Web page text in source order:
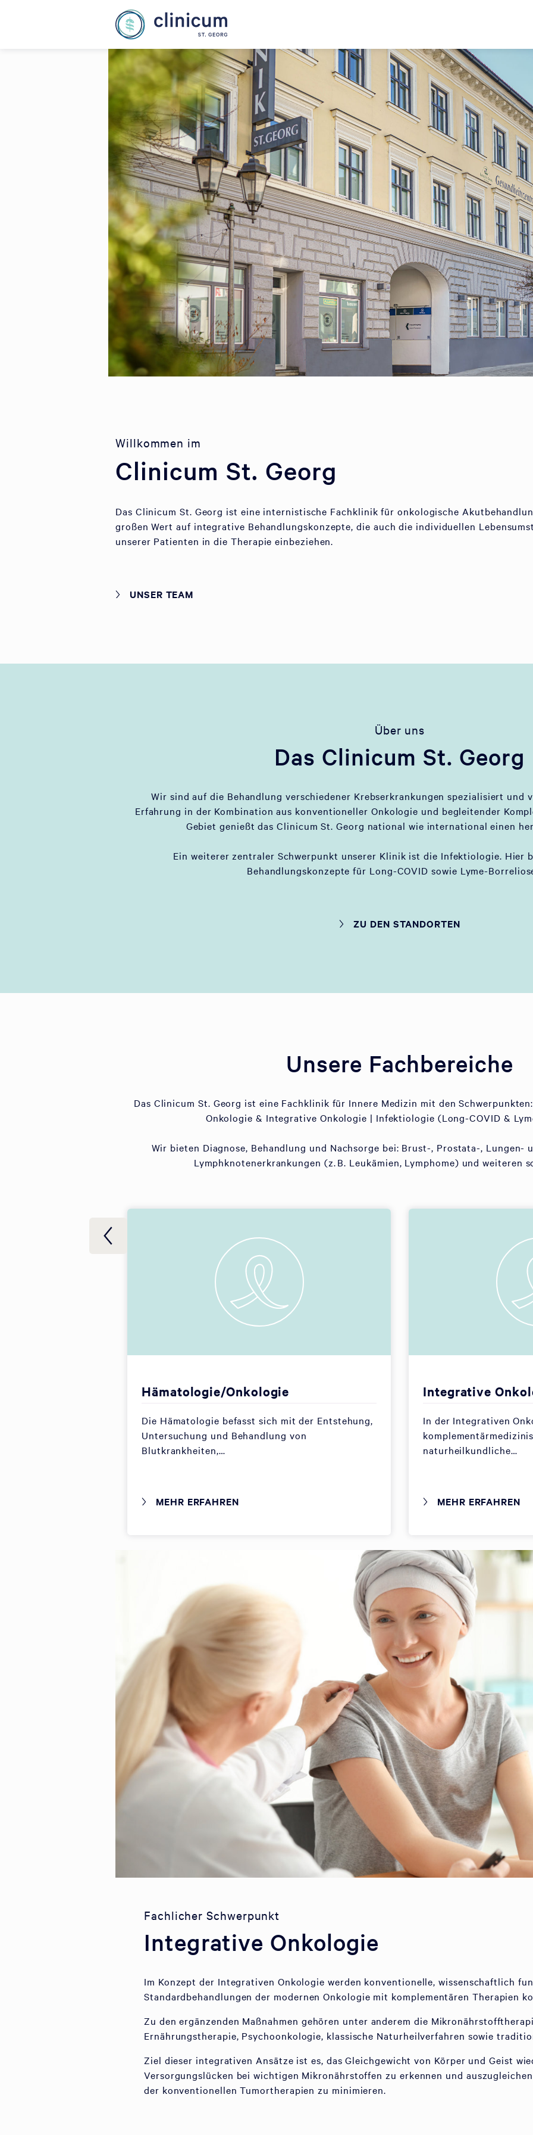
Willkommen im
Clinicum St. Georg
Das Clinicum St. Georg ist eine internistische Fachklinik für onkologische
großen Wert auf integrative Behandlungskonzepte, die auch die individuellen
unserer Patienten in die Therapie einbeziehen.
UNSER TEAM
Über uns
Das Clinicum St. Georg
Wir sind auf die Behandlung verschiedener Krebserkrankungen spezialisiert und
Erfahrung in der Kombination aus konventioneller Onkologie und begleitender
Gebiet genießt das Clinicum St. Georg national wie international einen
Ein weiterer zentraler Schwerpunkt unserer Klinik ist die Infektiologie. Hier
Behandlungskonzepte für Long-COVID sowie Lyme-
ZU DEN STANDORTEN
Unsere Fachbereiche
Das Clinicum St. Georg ist eine Fachklinik für Innere Medizin mit den
Onkologie & Integrative Onkologie | Infektiologie (Long-COVID &
Wir bieten Diagnose, Behandlung und Nachsorge bei: Brust-, Prostata-, Lungen-
Lymphknotenerkrankungen (z. B. Leukämien, Lymphome) und weiteren
Hämatologie/Onkologie
Die Hämatologie befasst sich mit der Entstehung,
Untersuchung und Behandlung von
Blutkrankheiten,…
MEHR ERFAHREN
Integrative
In der Integrativen
naturheilkundliche…
MEHR ERFAHREN
Fachlicher Schwerpunkt
Integrative Onkologie
Im Konzept der Integrativen Onkologie werden konventionelle, wissenschaftlich
Standardbehandlungen der modernen Onkologie mit komplementären Therapien
Zu den ergänzenden Maßnahmen gehören unter anderem die
Ernährungstherapie, Psychoonkologie, klassische Naturheilverfahren sowie
Ziel dieser integrativen Ansätze ist es, das Gleichgewicht von Körper und Geist
Versorgungslücken bei wichtigen Mikronährstoffen zu erkennen und
der konventionellen Tumortherapien zu minimieren.